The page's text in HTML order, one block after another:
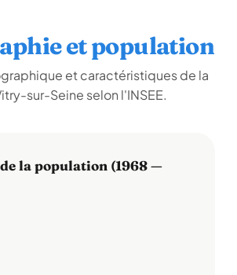
et population
et caractéristiques de la
sur-Seine selon l'INSEE.
la population (1968 —